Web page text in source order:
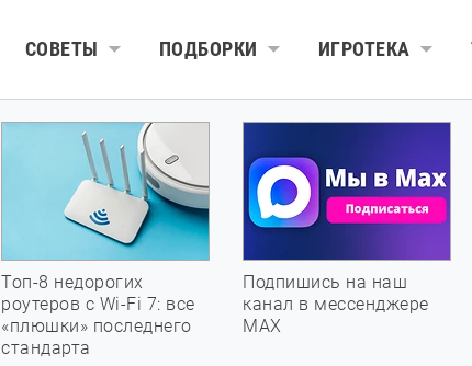
СОВЕТЫ ПОДБОРКИ ИГРОТЕКА
Топ-8 недорогих
роутеров с Wi-Fi 7: все
«плюшки» последнего
стандарта
Подпишись на наш
канал в мессенджере
МАХ